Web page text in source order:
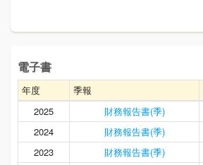
電子書
年度 季報
2025
財務報告書(季)
2024
財務報告書(季)
2023
財務報告書(季)